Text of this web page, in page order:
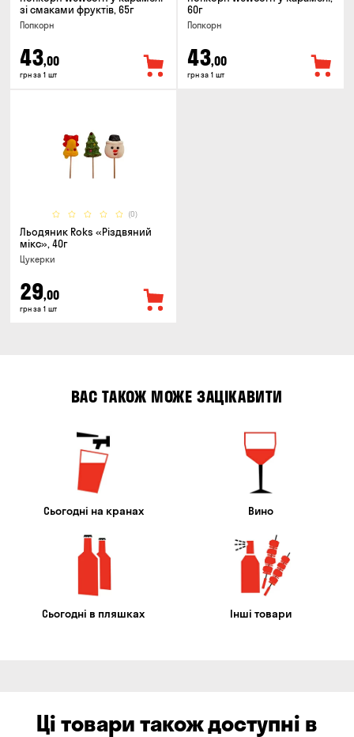
зі смаками фруктів, 65г
Попкорн
43,00
грн за 1 шт
60г
Попкорн
43,00
грн за 1 шт
(0)
Льодяник Roks «Різдвяний
мікс», 40г
Цукерки
29,00
грн за 1 шт
ВАС ТАКОЖ МОЖЕ ЗАЦІКАВИТИ
Сьогодні на кранах Вино
Сьогодні в пляшках Інші товари
Ці товари також доступні в